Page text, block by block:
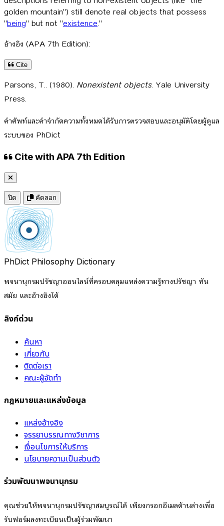
golden mountain") still denote real objects that possess
"being" but not "existence."
อ้างอิง (APA 7th Edition):
Cite
Parsons, T.. (1980). Nonexistent objects. Yale University
Press.
คำศัพท์และคำจำกัดความทั้งหมดได้รับการตรวจสอบและอนุมัติโดยผู้ดูแล
ระบบของ PhDict
Cite with APA 7th Edition
ปิด คัดลอก
PhDict Philosophy Dictionary
พจนานุกรมปรัชญาออนไลน์ที่ครอบคลุมแหล่งความรู้ทางปรัชญา ทัน
สมัย และอ้างอิงได้
ลิงก์ด่วน
ค้นหา
เกี่ยวกับ
ติดต่อเรา
คณะผู้จัดทำ
กฎหมายและแหล่งข้อมูล
แหล่งอ้างอิง
จรรยาบรรณทางวิชาการ
เงื่อนไขการให้บริการ
นโยบายความเป็นส่วนตัว
ร่วมพัฒนาพจนานุกรม
คุณช่วยให้พจนานุกรมปรัชญาสมบูรณ์ได้ เพียงกรอกอีเมลด้านล่างเพื่อ
รับฟอร์มลงทะเบียนเป็นผู้ร่วมพัฒนา